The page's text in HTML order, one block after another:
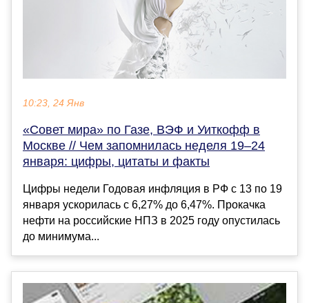
10:23, 24 Янв
«Совет мира» по Газе, ВЭФ и Уиткофф в
Москве // Чем запомнилась неделя 19–24
января: цифры, цитаты и факты
Цифры недели Годовая инфляция в РФ с 13 по 19
января ускорилась с 6,27% до 6,47%. Прокачка
нефти на российские НПЗ в 2025 году опустилась
до минимума...